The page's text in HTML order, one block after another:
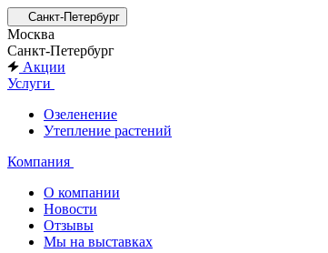
Санкт-Петербург
Москва
Санкт-Петербург
Акции
Услуги
Озеленение
Утепление растений
Компания
О компании
Новости
Отзывы
Мы на выставках